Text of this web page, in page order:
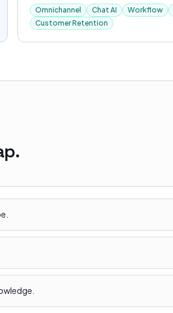
Omnichannel Chat AI Workflow
Customer Retention